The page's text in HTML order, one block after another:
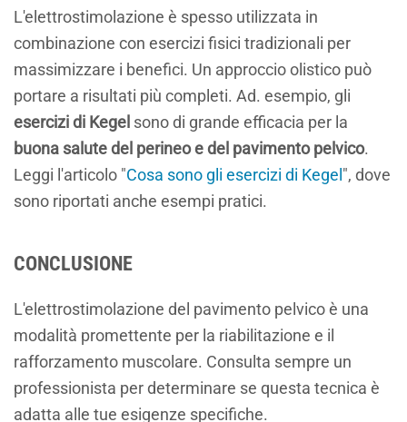
L'elettrostimolazione è spesso utilizzata in
combinazione con esercizi fisici tradizionali per
massimizzare i benefici. Un approccio olistico può
portare a risultati più completi. Ad. esempio, gli
esercizi di Kegel sono di grande efficacia per la
buona salute del perineo e del pavimento pelvico.
Leggi l'articolo "Cosa sono gli esercizi di Kegel", dove
sono riportati anche esempi pratici.
CONCLUSIONE
L'elettrostimolazione del pavimento pelvico è una
modalità promettente per la riabilitazione e il
rafforzamento muscolare. Consulta sempre un
professionista per determinare se questa tecnica è
adatta alle tue esigenze specifiche.